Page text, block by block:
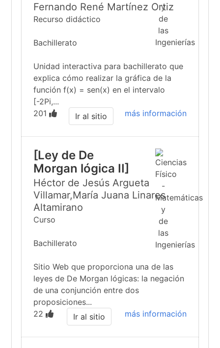
Fernando René Martínez Ortiz
Recurso didáctico
Bachillerato
Unidad interactiva para bachillerato que
explica cómo realizar la gráfica de la
función f(x) = sen(x) en el intervalo
[-2Pi,...
201
más información
Ir al sitio
[Ley de De
Morgan lógica II]
Héctor de Jesús Argueta
Villamar,María Juana Linares
Altamirano
Curso
Bachillerato
Sitio Web que proporciona una de las
leyes de De Morgan lógicas: la negación
de una conjunción entre dos
proposiciones...
22
más información
Ir al sitio